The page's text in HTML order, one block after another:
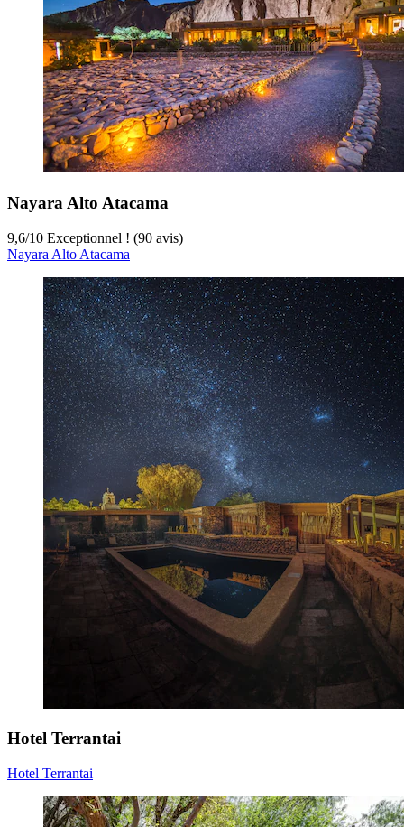
Nayara Alto Atacama
9,6/10 Exceptionnel ! (90 avis)
Nayara Alto Atacama
Hotel Terrantai
Hotel Terrantai